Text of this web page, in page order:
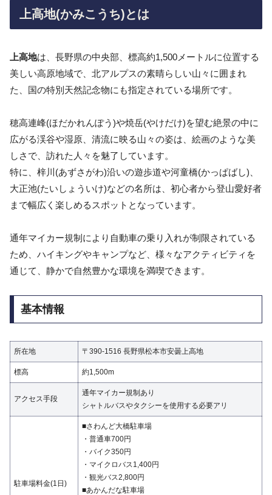
上高地(かみこうち)とは
上高地は、長野県の中央部、標高約1,500メートルに位置する
美しい高原地域で、北アルプスの素晴らしい山々に囲まれ
た、国の特別天然記念物にも指定されている場所です。
穂高連峰(ほだかれんぽう)や焼岳(やけだけ)を望む絶景の中に
広がる渓谷や湿原、清流に映る山々の姿は、絵画のような美
しさで、訪れた人々を魅了しています。
特に、梓川(あずさがわ)沿いの遊歩道や河童橋(かっぱばし)、
大正池(たいしょういけ)などの名所は、初心者から登山愛好者
まで幅広く楽しめるスポットとなっています。
通年マイカー規制により自動車の乗り入れが制限されている
ため、ハイキングやキャンプなど、様々なアクティビティを
通じて、静かで自然豊かな環境を満喫できます。
基本情報
所在地 〒390-1516 長野県松本市安曇上高地
標高 約1,500m
アクセス手段
通年マイカー規制あり
シャトルバスやタクシーを使用する必要アリ
駐車場料金(1日)
■さわんど大橋駐車場
・普通車700円
・バイク350円
・マイクロバス1,400円
・観光バス2,800円
■あかんだな駐車場